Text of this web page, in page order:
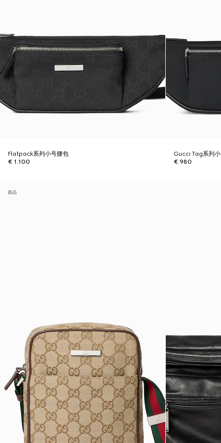
Flatpack系列小号腰包
€ 1.100
Gucci Tag系列
€ 980
新品